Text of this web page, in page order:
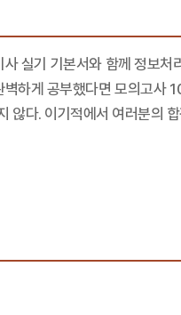
실기 기본서와 함께 정보
하게 공부했다면 모의고
않다. 이기적에서 여러분의